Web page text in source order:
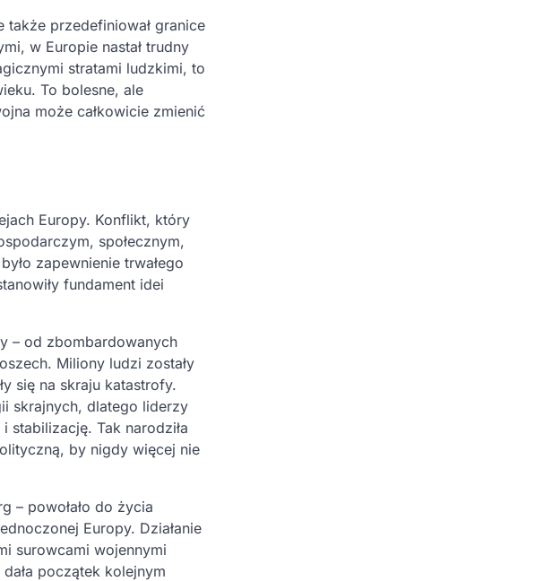
także przedefiniował granice
w Europie nastał trudny
stratami ludzkimi, to
To bolesne, ale
może całkowicie zmienić
Europy. Konflikt, który
społecznym,
zapewnienie trwałego
fundament idei
– od zbombardowanych
Miliony ludzi zostały
się na skraju katastrofy.
skrajnych, dlatego liderzy
stabilizację. Tak narodziła
by nigdy więcej nie
– powołało do życia
Europy. Działanie
surowcami wojennymi
początek kolejnym